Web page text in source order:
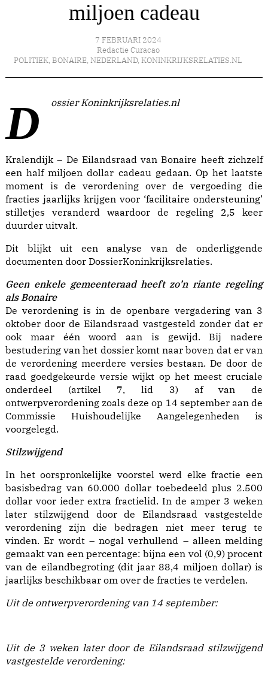
miljoen cadeau
7 FEBRUARI 2024
Redactie Curacao
POLITIEK, BONAIRE, NEDERLAND, KONINKRIJKSRELATIES.NL
Dossier Koninkrijksrelaties.nl
Kralendijk – De Eilandsraad van Bonaire heeft zichzelf
een half miljoen dollar cadeau gedaan. Op het laatste
moment is de verordening over de vergoeding die
fracties jaarlijks krijgen voor ‘facilitaire ondersteuning’
stilletjes veranderd waardoor de regeling 2,5 keer
duurder uitvalt.
Dit blijkt uit een analyse van de onderliggende
documenten door DossierKoninkrijksrelaties.
Geen enkele gemeenteraad heeft zo’n riante regeling
als Bonaire
De verordening is in de openbare vergadering van 3
oktober door de Eilandsraad vastgesteld zonder dat er
ook maar één woord aan is gewijd. Bij nadere
bestudering van het dossier komt naar boven dat er van
de verordening meerdere versies bestaan. De door de
raad goedgekeurde versie wijkt op het meest cruciale
onderdeel (artikel 7, lid 3) af van de
ontwerpverordening zoals deze op 14 september aan de
Commissie Huishoudelijke Aangelegenheden is
voorgelegd.
Stilzwijgend
In het oorspronkelijke voorstel werd elke fractie een
basisbedrag van 60.000 dollar toebedeeld plus 2.500
dollar voor ieder extra fractielid. In de amper 3 weken
later stilzwijgend door de Eilandsraad vastgestelde
verordening zijn die bedragen niet meer terug te
vinden. Er wordt – nogal verhullend – alleen melding
gemaakt van een percentage: bijna een vol (0,9) procent
van de eilandbegroting (dit jaar 88,4 miljoen dollar) is
jaarlijks beschikbaar om over de fracties te verdelen.
Uit de ontwerpverordening van 14 september:
Uit de 3 weken later door de Eilandsraad stilzwijgend
vastgestelde verordening: